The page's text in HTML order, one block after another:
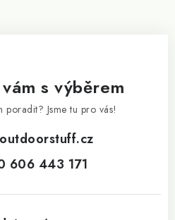
s výběrem
poradit? Jsme tu pro vás!
outdoorstuff.cz
606 443 171